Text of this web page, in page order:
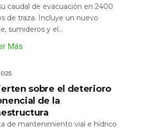
caudal de evacuación en 2400
de traza. Incluye un nuevo
sumideros y el...
Más
sobre el deterioro
de la
de mantenimiento vial e hídrico